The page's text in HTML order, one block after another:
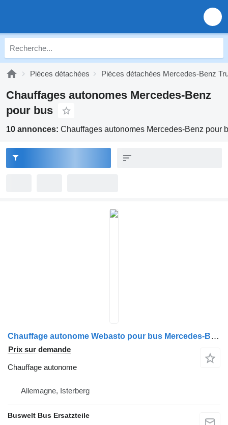
Pièces détachées Pièces détachées Mercedes-Benz
Chauffages autonomes Mercedes-Benz
pour bus
10 annonces: Chauffages autonomes Mercedes-Benz pour
Chauffage autonome Webasto pour bus Mercedes-Benz Setra 300 & 400
Prix sur demande
Chauffage autonome
Allemagne, Isterberg
Buswelt Bus Ersatzteile